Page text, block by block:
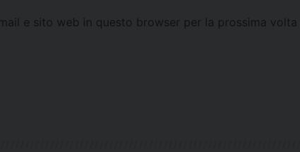
e sito web in questo browser per la prossima